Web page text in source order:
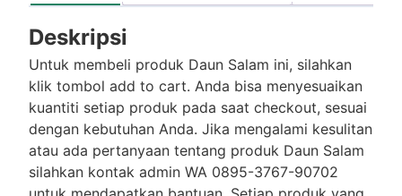
Deskripsi
Untuk membeli produk Daun Salam ini, silahkan
klik tombol add to cart. Anda bisa menyesuaikan
kuantiti setiap produk pada saat checkout, sesuai
dengan kebutuhan Anda. Jika mengalami kesulitan
atau ada pertanyaan tentang produk Daun Salam
silahkan kontak admin WA 0895-3767-90702